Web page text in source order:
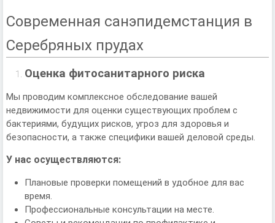
Современная санэпидемстанция в
Серебряных прудах
Оценка фитосанитарного риска
Мы проводим комплексное обследование вашей
недвижимости для оценки существующих проблем с
бактериями, будущих рисков, угроз для здоровья и
безопасности, а также специфики вашей деловой среды.
У нас осуществляются:
Плановые проверки помещений в удобное для вас
время.
Профессиональные консультации на месте.